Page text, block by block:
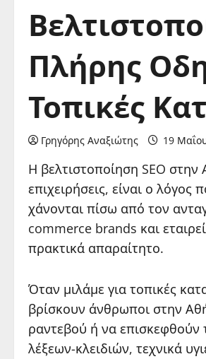
Πλήρης
Τοπικές
Γρηγόρης Αναξιώτης 19
Η βελτιστοποίηση SEO στην
επιχειρήσεις, είναι ο
χάνονται πίσω από τον
commerce brands και
πρακτικά απαραίτητο.
Όταν μιλάμε για τοπικές
βρίσκουν άνθρωποι στην
ραντεβού ή να επισκεφθούν
λέξεων-κλειδιών, τεχνικά